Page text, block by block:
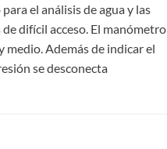
el análisis de agua y las
difícil acceso. El manómetro
Además de indicar el
se desconecta